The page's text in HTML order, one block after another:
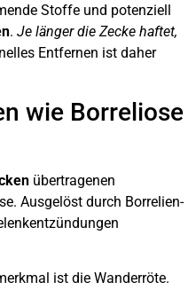
Stoffe und potenziell
. Je länger die Zecke haftet,
Entfernen ist daher
wie Borreliose
übertragenen
Ausgelöst durch Borrelien-
ist die Wanderröte.